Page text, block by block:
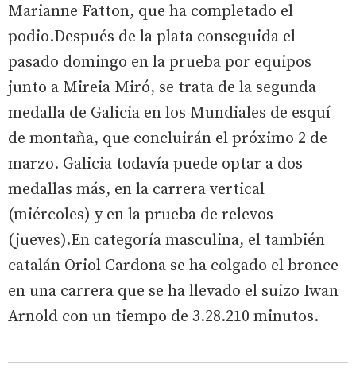
Marianne Fatton, que ha completado el
podio.Después de la plata conseguida el
pasado domingo en la prueba por equipos
junto a Mireia Miró, se trata de la segunda
medalla de Galicia en los Mundiales de esquí
de montaña, que concluirán el próximo 2 de
marzo. Galicia todavía puede optar a dos
medallas más, en la carrera vertical
(miércoles) y en la prueba de relevos
(jueves).En categoría masculina, el también
catalán Oriol Cardona se ha colgado el bronce
en una carrera que se ha llevado el suizo Iwan
Arnold con un tiempo de 3.28.210 minutos.